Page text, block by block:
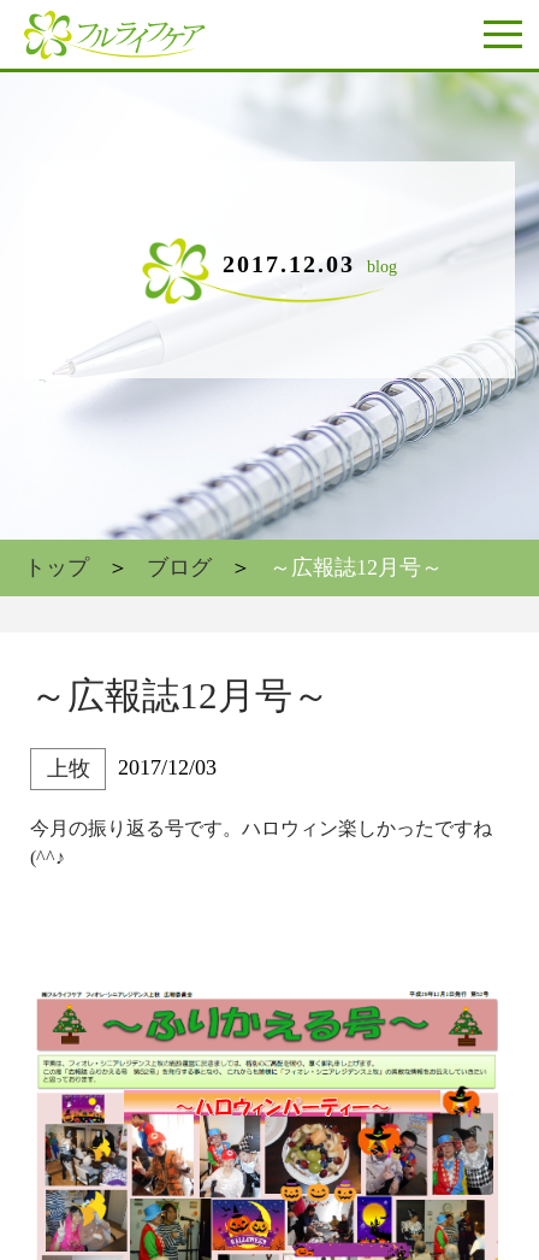
2017.12.03 blog
トップ ブログ ～広報誌12月号～
～広報誌12月号～
上牧 2017/12/03
今月の振り返る号です。ハロウィン楽しかったですね
(^^♪